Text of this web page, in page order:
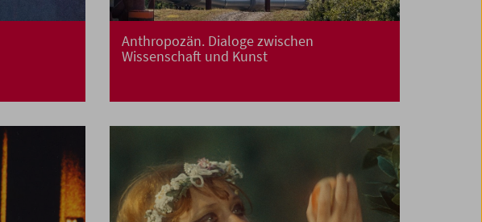
Anthropozän. Dialoge zwischen
Wissenschaft und Kunst